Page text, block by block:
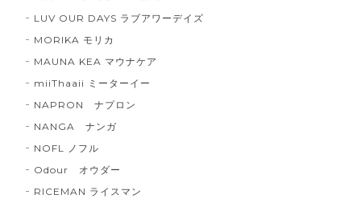
LUV OUR DAYS ラブアワーデイズ
MORIKA モリカ
MAUNA KEA マウナケア
miiThaaii ミーターイー
NAPRON ナプロン
NANGA ナンガ
NOFL ノフル
Odour オウダー
RICEMAN ライスマン